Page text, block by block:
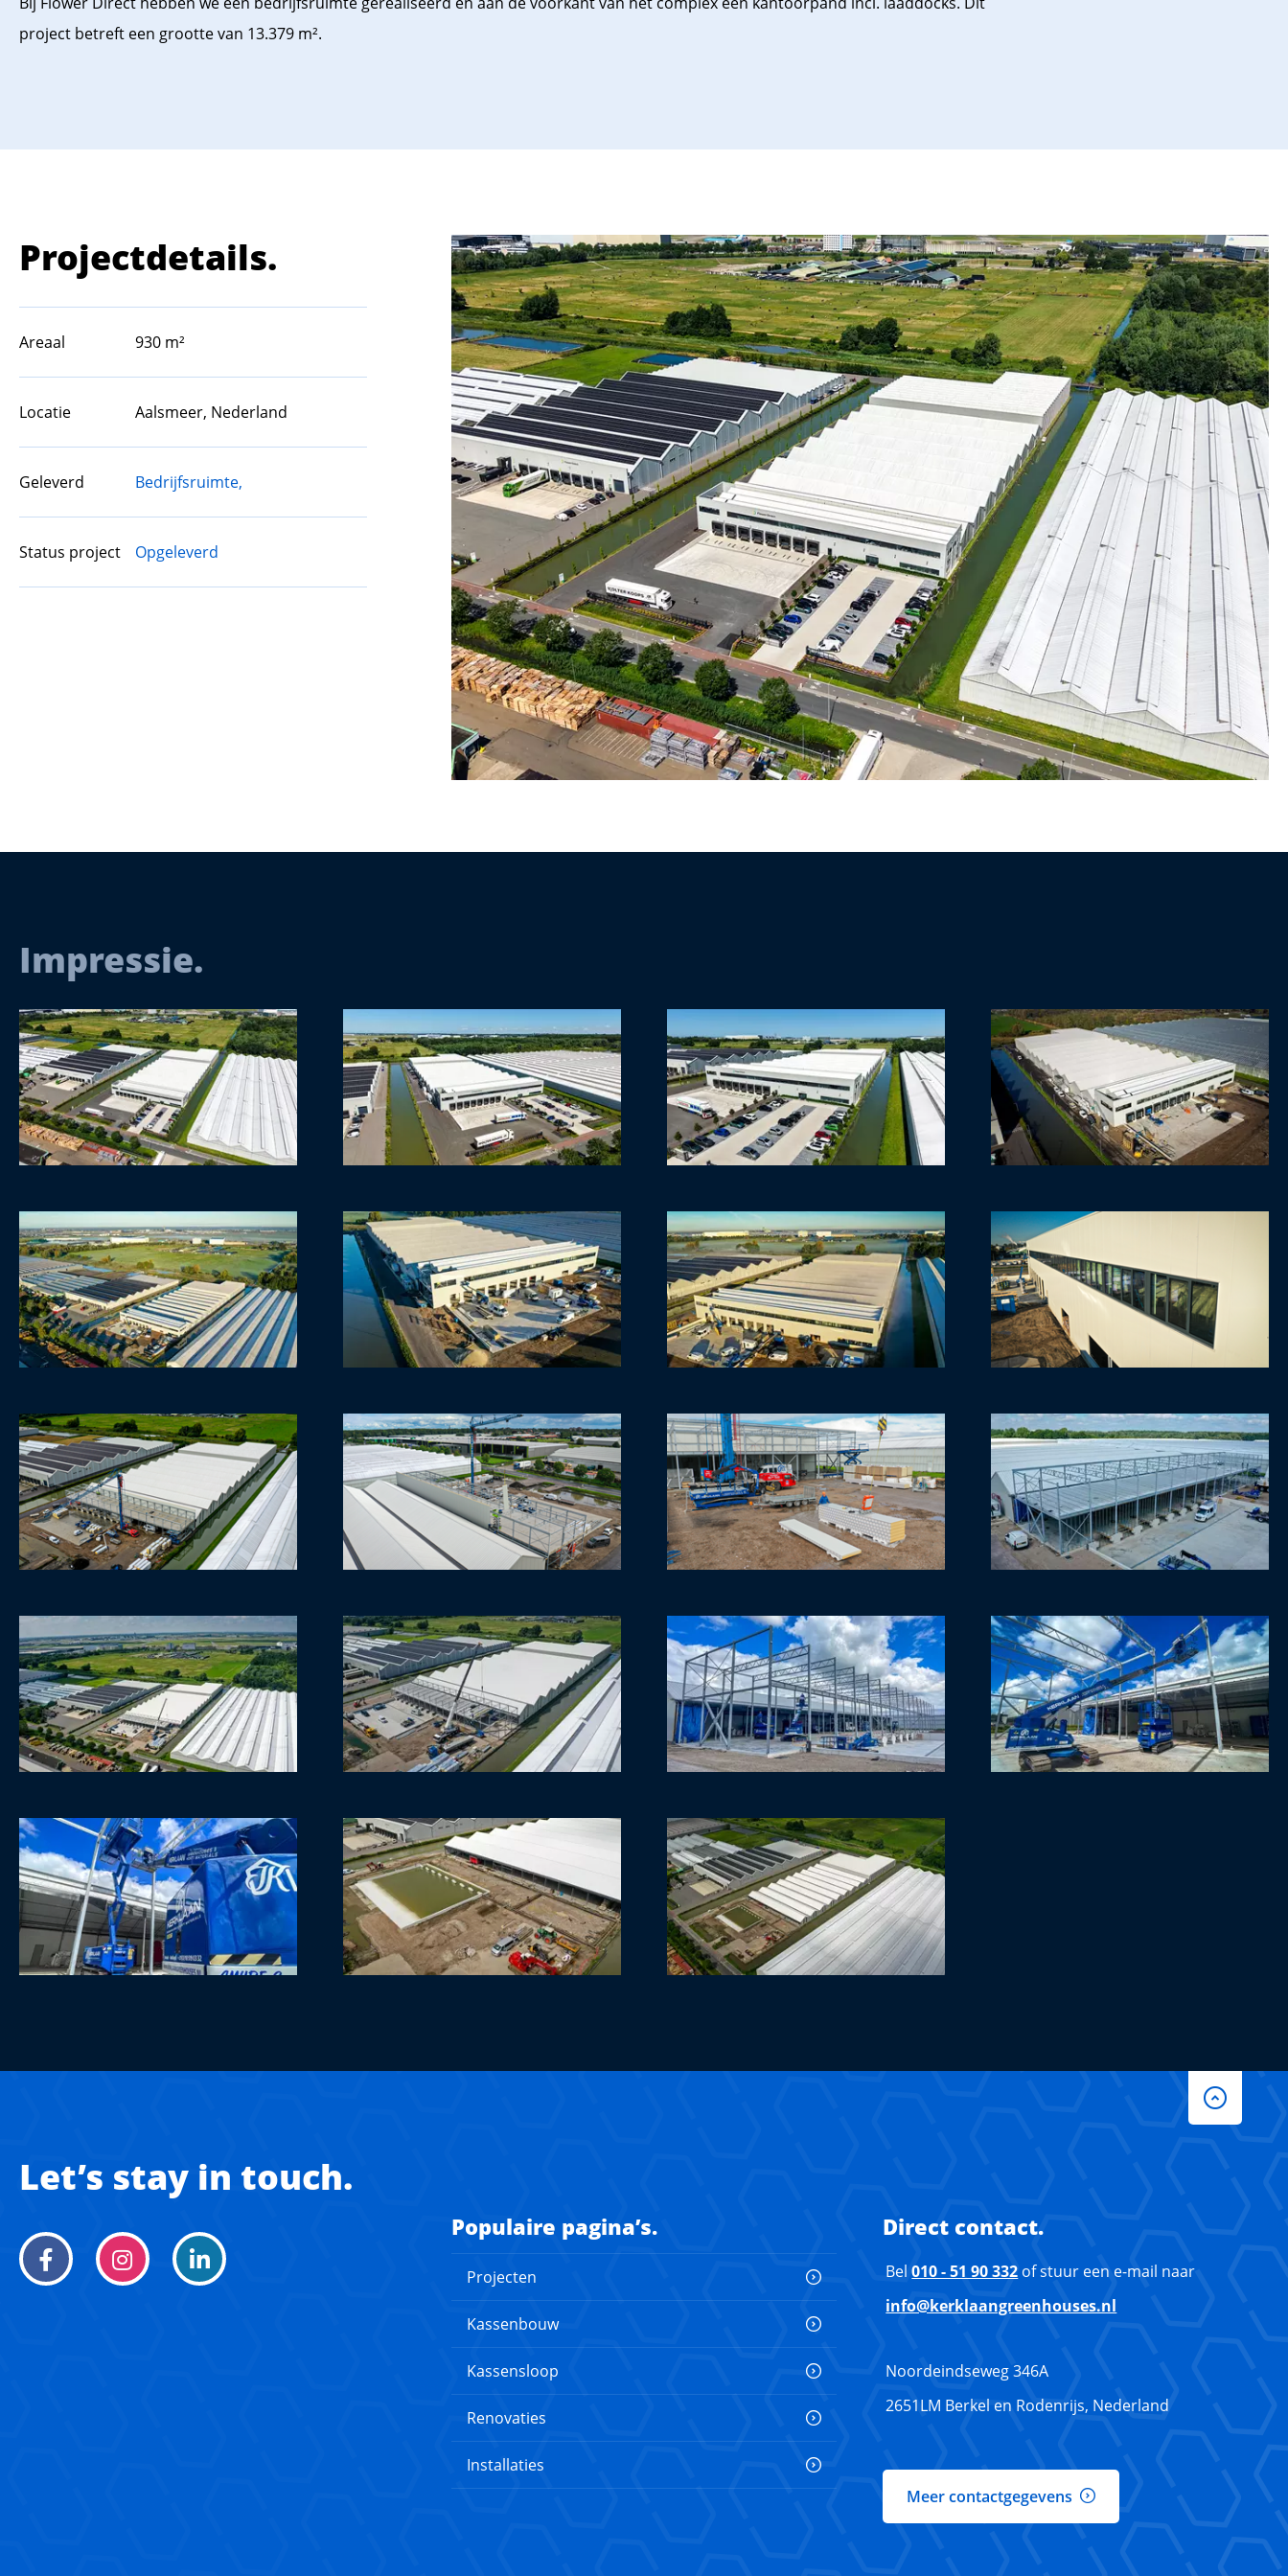
project betreft een grootte van 13.379 m².
Projectdetails.
Areaal 930 m²
Locatie Aalsmeer, Nederland
Geleverd Bedrijfsruimte,
Status project Opgeleverd
Impressie.
Let’s stay in touch.
Populaire pagina’s.
Projecten
Kassenbouw
Kassensloop
Renovaties
Installaties
Direct contact.
Bel010 - 51 90 332 of stuur een e-mail naar
info@kerklaangreenhouses.nl
Noordeindseweg 346A
2651LM Berkel en Rodenrijs, Nederland
Meer contactgegevens